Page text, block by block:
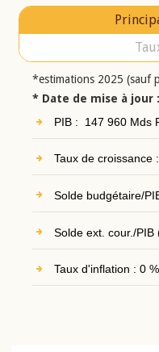
*estimations 2025 (sauf
* Date de mise à jour
PIB : 147 960 Mds
Taux de croissance
Solde budgétaire/
Solde ext. cour./PIB
Taux d'inflation : 0